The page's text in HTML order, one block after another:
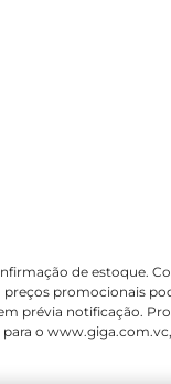
de estoque.
promocionais
prévia notificação.
o www.giga.com.vc